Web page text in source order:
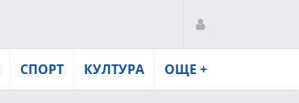
СПОРТ КУЛТУРА ОЩЕ +